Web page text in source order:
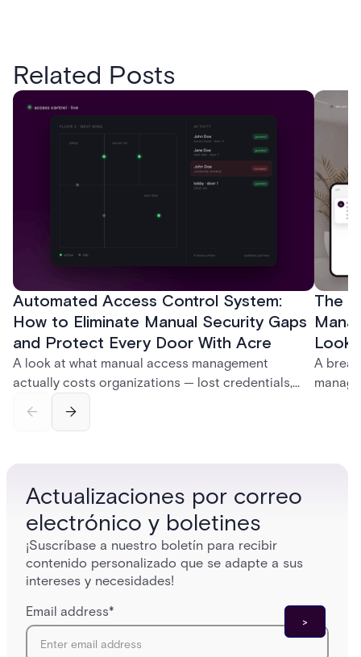
Related Posts
Automated Access Control System:
How to Eliminate Manual Security Gaps
and Protect Every Door With Acre
A look at what manual access management
actually costs organizations — lost credentials,
— and how Acre's automated access control
The
Look
A
Actualizaciones por correo
electrónico y boletines
¡Suscríbase a nuestro boletín para recibir
contenido personalizado que se adapte a sus
intereses y necesidades!
Email address*